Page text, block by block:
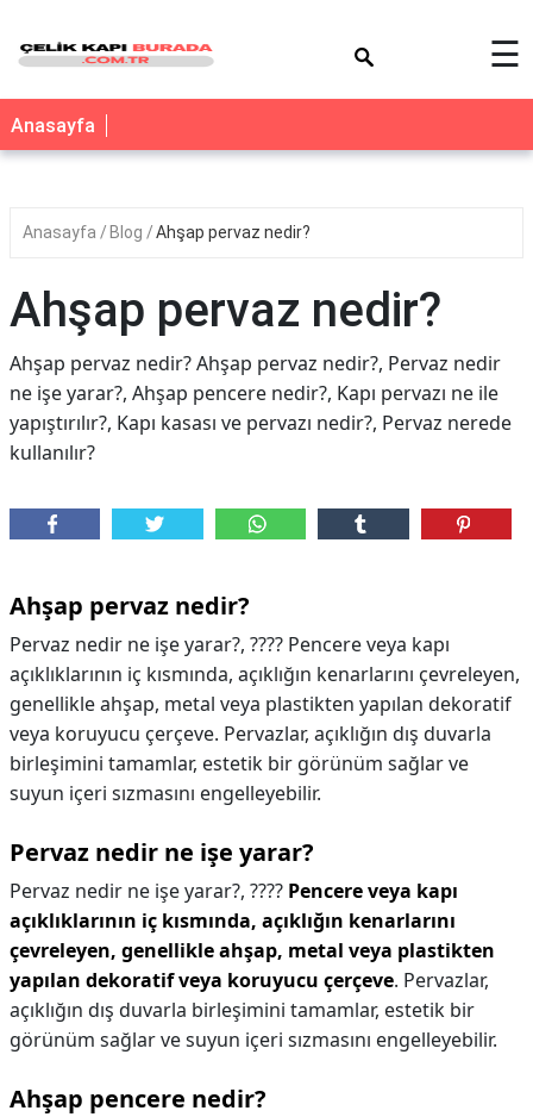
☰
Anasayfa
Anasayfa Blog Ahşap pervaz nedir?
Ahşap pervaz nedir?
Ahşap pervaz nedir? Ahşap pervaz nedir?, Pervaz nedir
ne işe yarar?, Ahşap pencere nedir?, Kapı pervazı ne ile
yapıştırılır?, Kapı kasası ve pervazı nedir?, Pervaz nerede
kullanılır?
Ahşap pervaz nedir?
Pervaz nedir ne işe yarar?, ???? Pencere veya kapı
açıklıklarının iç kısmında, açıklığın kenarlarını çevreleyen,
genellikle ahşap, metal veya plastikten yapılan dekoratif
veya koruyucu çerçeve. Pervazlar, açıklığın dış duvarla
birleşimini tamamlar, estetik bir görünüm sağlar ve
suyun içeri sızmasını engelleyebilir.
Pervaz nedir ne işe yarar?
Pervaz nedir ne işe yarar?, ???? Pencere veya kapı
açıklıklarının iç kısmında, açıklığın kenarlarını
çevreleyen, genellikle ahşap, metal veya plastikten
yapılan dekoratif veya koruyucu çerçeve. Pervazlar,
açıklığın dış duvarla birleşimini tamamlar, estetik bir
görünüm sağlar ve suyun içeri sızmasını engelleyebilir.
Ahşap pencere nedir?